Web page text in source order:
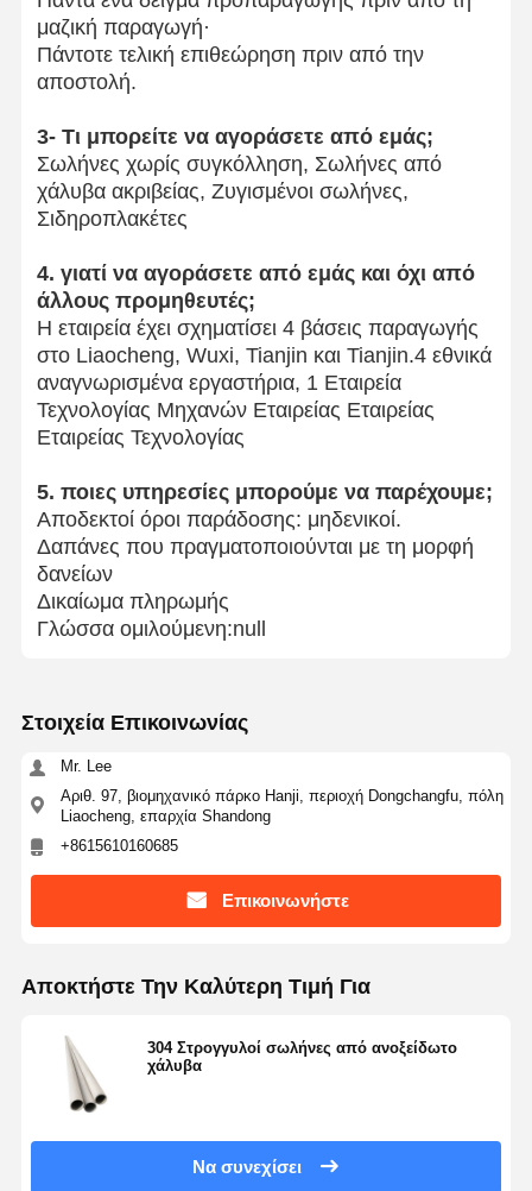
μαζική παραγωγή·
Πάντοτε τελική επιθεώρηση πριν από την
αποστολή.
3- Τι μπορείτε να αγοράσετε από εμάς;
Σωλήνες χωρίς συγκόλληση, Σωλήνες από
χάλυβα ακριβείας, Ζυγισμένοι σωλήνες,
Σιδηροπλακέτες
4. γιατί να αγοράσετε από εμάς και όχι από
άλλους προμηθευτές;
Η εταιρεία έχει σχηματίσει 4 βάσεις παραγωγής
στο Liaocheng, Wuxi, Tianjin και Tianjin.4 εθνικά
αναγνωρισμένα εργαστήρια, 1 Εταιρεία
Τεχνολογίας Μηχανών Εταιρείας Εταιρείας
Εταιρείας Τεχνολογίας
5. ποιες υπηρεσίες μπορούμε να παρέχουμε;
Αποδεκτοί όροι παράδοσης: μηδενικοί.
Δαπάνες που πραγματοποιούνται με τη μορφή
δανείων
Δικαίωμα πληρωμής
Γλώσσα ομιλούμενη:null
Στοιχεία Επικοινωνίας
Mr. Lee
Αριθ. 97, βιομηχανικό πάρκο Hanji, περιοχή Dongchangfu, πόλη
Liaocheng, επαρχία Shandong
+8615610160685
Επικοινωνήστε
Αποκτήστε Την Καλύτερη Τιμή Για
304 Στρογγυλοί σωλήνες από ανοξείδωτο
χάλυβα
Να συνεχίσει